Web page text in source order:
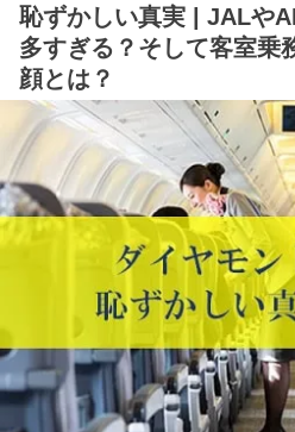
恥ずかしい真実 | JALや
多すぎる？そして客室乗
顔とは？